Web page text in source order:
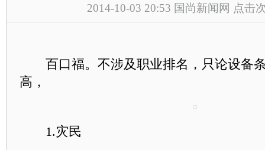
2014-10-03 20:53 国尚新闻网 点击
百口福。不涉及职业排名，只论设备
高，
1.灾民